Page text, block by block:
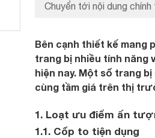
Chuyển tới nội dung chính
Bên cạnh thiết kế mang
trang bị nhiều tính năng
hiện nay. Một số trang
cùng tầm giá trên thị
1. Loạt ưu điểm ấn
1.1. Cốp to tiện dụng